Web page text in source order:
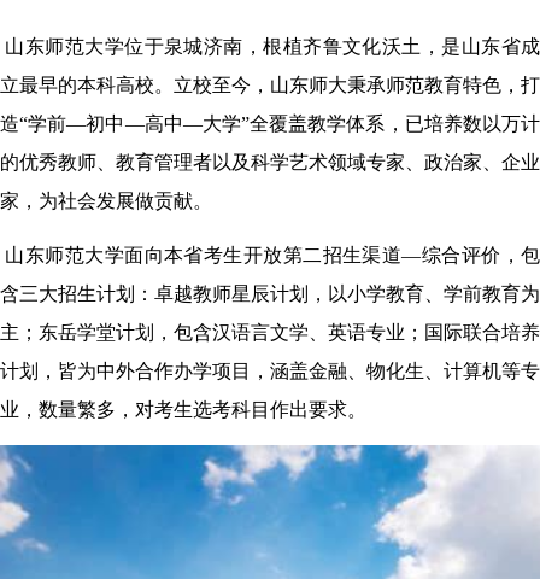
山东师范大学位于泉城济南，根植齐鲁文化沃土，是山东省成
立最早的本科高校。立校至今，山东师大秉承师范教育特色，打
造“学前—初中—高中—大学”全覆盖教学体系，已培养数以万计
的优秀教师、教育管理者以及科学艺术领域专家、政治家、企业
家，为社会发展做贡献。
山东师范大学面向本省考生开放第二招生渠道—综合评价，包
含三大招生计划：卓越教师星辰计划，以小学教育、学前教育为
主；东岳学堂计划，包含汉语言文学、英语专业；国际联合培养
计划，皆为中外合作办学项目，涵盖金融、物化生、计算机等专
业，数量繁多，对考生选考科目作出要求。